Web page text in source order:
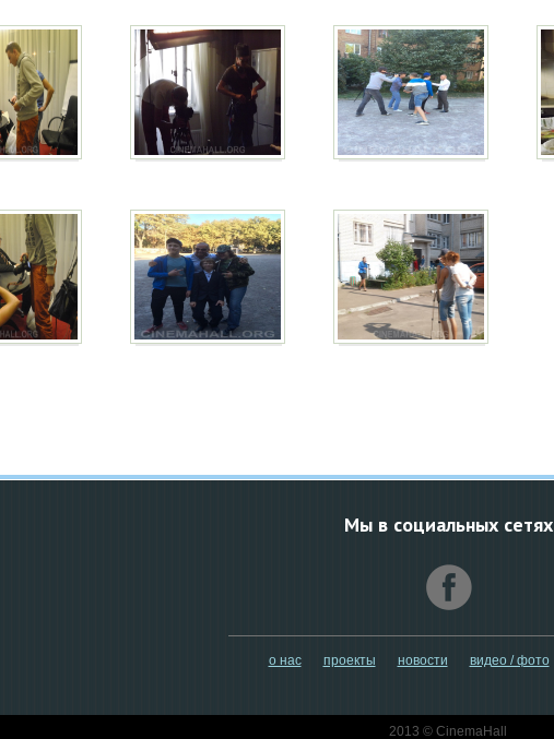
Мы в социальных сетях
о нас проекты новости видео / фото
2013 © CinemaHall